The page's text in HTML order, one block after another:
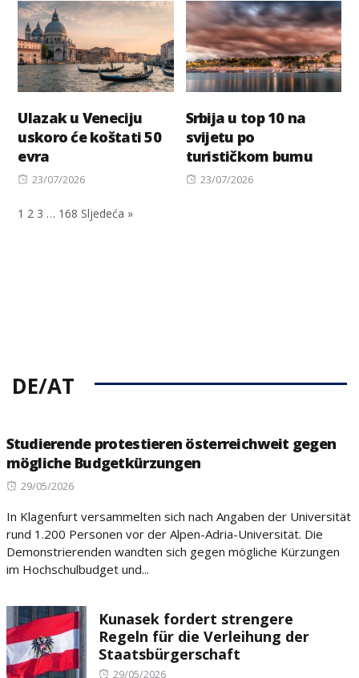
Ulazak u Veneciju
uskoro će koštati 50
evra
Posted
23/07/2026
Srbija u top 10 na
svijetu po
turističkom bumu
Posted
23/07/2026
1 2 3 … 168 Sljedeća »
DE/AT
Studierende protestieren österreichweit gegen
mögliche Budgetkürzungen
Posted
29/05/2026
In Klagenfurt versammelten sich nach Angaben der Universität
rund 1.200 Personen vor der Alpen-Adria-Universität. Die
Demonstrierenden wandten sich gegen mögliche Kürzungen
im Hochschulbudget und...
Kunasek fordert strengere
Regeln für die Verleihung der
Staatsbürgerschaft
Posted
29/05/2026